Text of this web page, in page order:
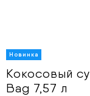
Кокосовый
Bag 7,57 л